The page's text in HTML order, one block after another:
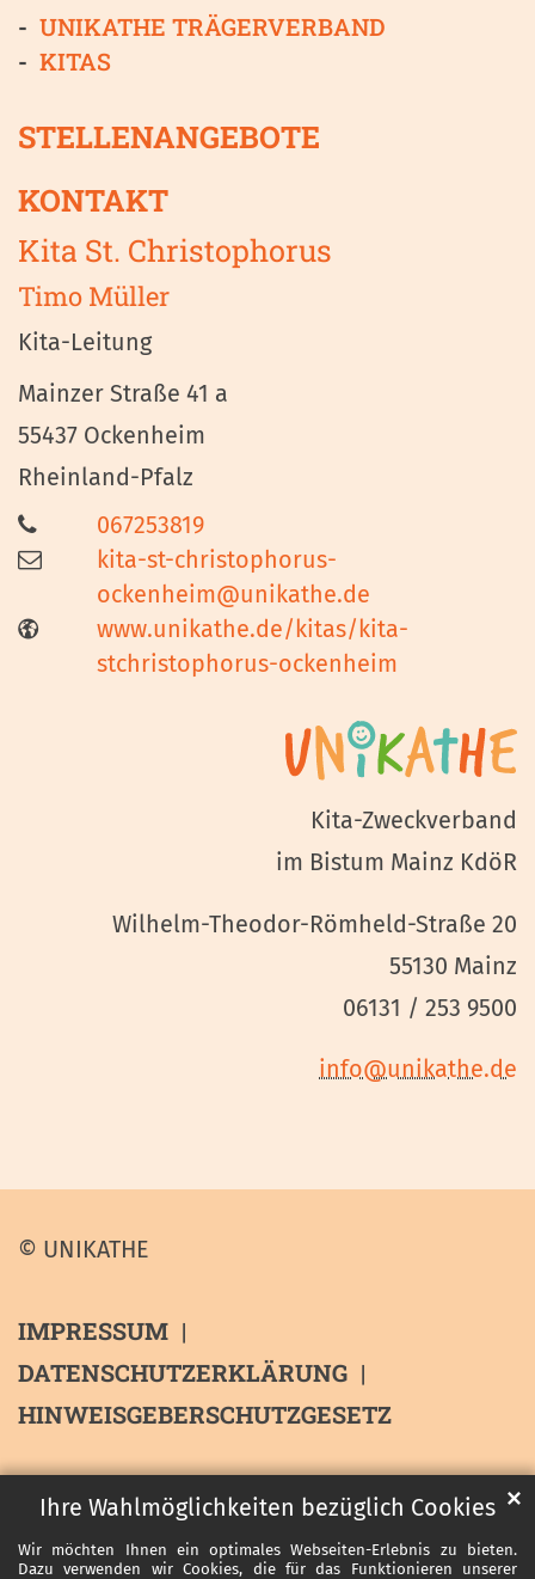
Ihre Wahlmöglichkeiten bezüglich Cookies
Wir möchten Ihnen ein optimales Webseiten-Erlebnis zu bieten.
Dazu verwenden wir Cookies, die für das Funktionieren unserer
✕
UNIKATHE TRÄGERVERBAND
KITAS
STELLENANGEBOTE
KONTAKT
Kita St. Christophorus
Timo Müller
Kita-Leitung
Mainzer Straße 41 a
55437 Ockenheim
Rheinland-Pfalz
067253819
kita-st-christophorus-
ockenheim@unikathe.de
www.unikathe.de/kitas/kita-
stchristophorus-ockenheim
Kita-Zweckverband
im Bistum Mainz KdöR
Wilhelm-Theodor-Römheld-Straße 20
55130 Mainz
06131 / 253 9500
info@unikathe.de
IMPRESSUM
DATENSCHUTZERKLÄRUNG
HINWEISGEBERSCHUTZGESETZ
© UNIKATHE